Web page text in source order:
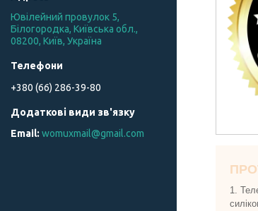
1.
Ювілейний провулок 5,
Білогородка, Київська обл.,
08200, Київ, Україна
+380 (66) 286-39-80
womuxmail@gmail.com